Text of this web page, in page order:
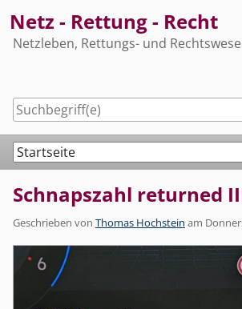
to
content
Netz - Rettung - Recht
Netzleben, Rettungs- und
Navigation
Schnapszahl returned
Geschrieben von Thomas Hochstein am